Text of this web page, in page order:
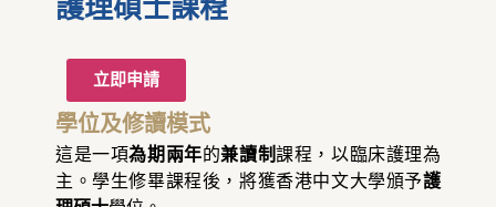
立即申請
學位及修讀模式
這是一項為期兩年的兼讀制課程，以臨床護理為
主。學生修畢課程後，將獲香港中文大學頒予護